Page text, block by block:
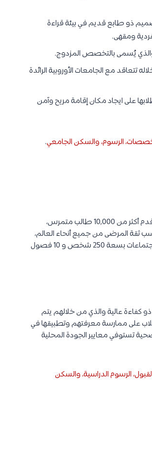
مميزة مبنية على مساحة 2,500 متر مربع بتصميم ذو طابع قديم في بيئة قراءة
ومقهى.
يُسمى بالتخصص المزدوج.
مع الجامعات الأوروبية الرائدة
على ايجاد مكان إقامة مريح وآمن
الرسوم، والسكن الجامعي.
هي من المؤسسات الصحية التركية الرائدة في مجال الصحة بالإضافة إلى أنه مركز تدريبي قدم أكثر من 10,000 طالب متمرس،
ثقة المرضى من جميع أنحاء العالم،
وهو من المؤسسات القوية البنية حيث تبلغ سعته 400 سرير و 18 غرفة عمليات وغرفة اجتماعات بسعة 250 شخص و 10 فصول
كفاءة عالية والذي من خلالهم يتم
على ممارسة معرفتهم وتطبيقها في
تستوفي معايير الجودة المحلية
الرسوم الدراسية، والسكن